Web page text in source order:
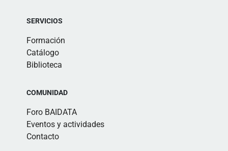
SERVICIOS
Formación
Catálogo
Biblioteca
COMUNIDAD
Foro BAIDATA
Eventos y actividades
Contacto